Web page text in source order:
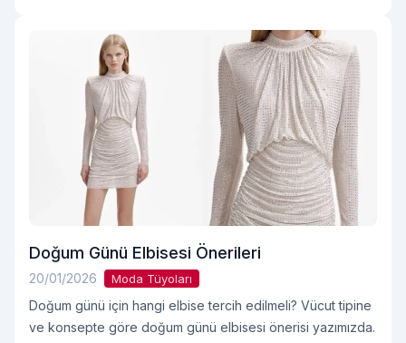
Doğum Günü Elbisesi Önerileri
20/01/2026 Moda Tüyoları
Doğum günü için hangi elbise tercih edilmeli? Vücut tipine
ve konsepte göre doğum günü elbisesi önerisi yazımızda.